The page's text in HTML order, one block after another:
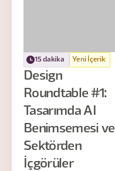
15 dakika Yeni İçerik
Design
Roundtable #1:
Tasarımda AI
Benimsemesi ve
Sektörden
İçgörüler